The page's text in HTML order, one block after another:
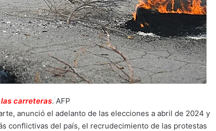
. AFP
anunció el adelanto de las elecciones a abril de 2024 y
conflictivas del país, el recrudecimiento de las protestas